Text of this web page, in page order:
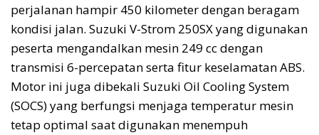
perjalanan hampir 450 kilometer dengan beragam
kondisi jalan. Suzuki V-Strom 250SX yang digunakan
peserta mengandalkan mesin 249 cc dengan
transmisi 6-percepatan serta fitur keselamatan ABS.
Motor ini juga dibekali Suzuki Oil Cooling System
(SOCS) yang berfungsi menjaga temperatur mesin
tetap optimal saat digunakan menempuh